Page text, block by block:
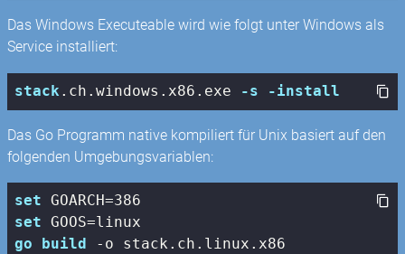
Das Windows Executeable wird wie folgt unter Windows als
Service installiert:
stack .ch .windows .x86 .exe -s -install
Das Go Programm native kompiliert für Unix basiert auf den
folgenden Umgebungsvariablen:
set GOARCH=386
set
go
build